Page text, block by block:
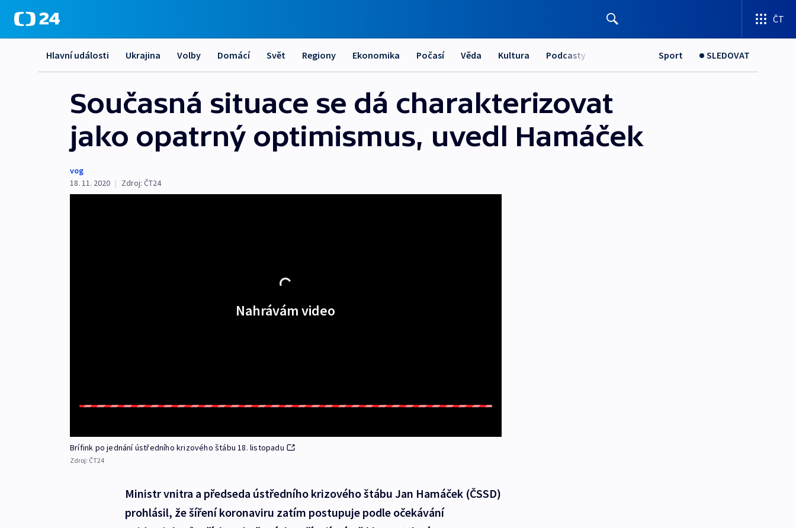
ČT
Hlavní události Ukrajina Volby Domácí Svět Regiony Ekonomika Počasí Věda Kultura Podcasty Sport SLEDOVAT
Současná situace se dá charakterizovat
jako opatrný optimismus, uvedl Hamáček
vog
18. 11. 2020 | Zdroj: ČT24
Nahrávám video
Brífink po jednání ústředního krizového štábu 18. listopadu
Zdroj: ČT24
Ministr vnitra a předseda ústředního krizového štábu Jan Hamáček (ČSSD)
prohlásil, že šíření koronaviru zatím postupuje podle očekávání